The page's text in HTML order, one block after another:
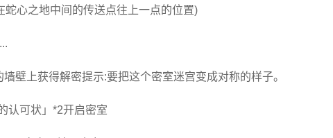
心之地中间的传送点往上一点的位置)
壁上获得解密提示:要把这个密室迷宫变成对称的样子。
认可状」*2开启密室